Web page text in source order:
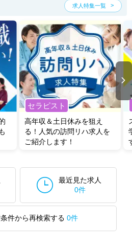
求人特集一覧
セラピスト
高年収＆土日休みを狙え
る！人気の訪問リハ求人を
ご紹介します！
最近見た求人
0件
件から再検索する 0件